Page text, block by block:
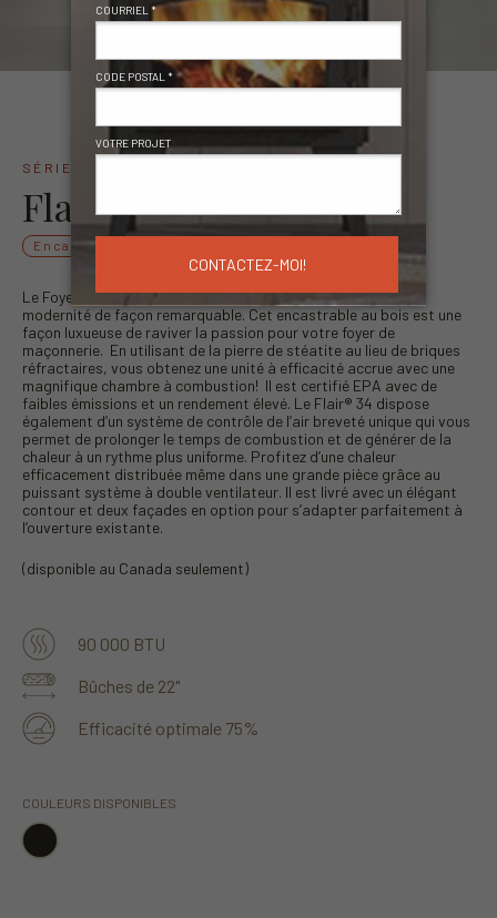
SÉRIE FLAIR
Flair 34
Encastrables
Le Foyer encastrable au bois Flair® 34 allie esthétisme et
modernité de façon remarquable. Cet encastrable au bois est une
façon luxueuse de raviver la passion pour votre foyer de
maçonnerie. En utilisant de la pierre de stéatite au lieu de briques
réfractaires, vous obtenez une unité à efficacité accrue avec une
magnifique chambre à combustion! Il est certifié EPA avec de
faibles émissions et un rendement élevé. Le Flair® 34 dispose
également d’un système de contrôle de l’air breveté unique qui vous
permet de prolonger le temps de combustion et de générer de la
chaleur à un rythme plus uniforme. Profitez d’une chaleur
efficacement distribuée même dans une grande pièce grâce au
puissant système à double ventilateur. Il est livré avec un élégant
contour et deux façades en option pour s’adapter parfaitement à
l’ouverture existante.
(disponible au Canada seulement)
90 000 BTU
Bûches de 22"
Efficacité optimale 75%
COULEURS DISPONIBLES